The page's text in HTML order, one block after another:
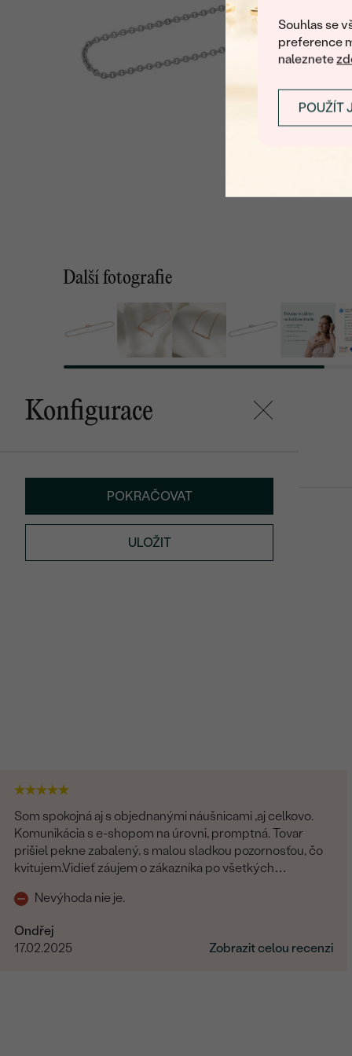
Souhlas se
preference
naleznete
POUŽÍT
Další fotografie
Konfigurace
POKRAČOVAT
ULOŽIT
od 11 290 Kč
Som spokojná aj s objednanými náušnicami ,aj celkovo.
Komunikácia s e-shopom na úrovni, promptná. Tovar
prišiel pekne zabalený, s malou sladkou pozornosťou, čo
kvitujem.Vidieť záujem o zákazníka po všetkých
Nevýhoda nie je.
Ondřej
17.02.2025
Zobrazit celou recenzi